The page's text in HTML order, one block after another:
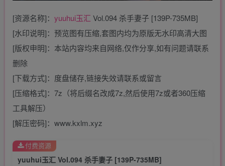
[资源名称]： yuuhui玉汇 Vol.094 杀手妻子 [139P-735MB]
[水印说明]：预览图有压缩,套图内均为原版无水印高清大图
[版权申明]：本站内容均来自网络,仅作分享,如有问题请联系
删除
[下载方式]：度盘储存,链接失效请联系或留言
[压缩格式]：7z（将后缀名改成7z,然后使用7z或者360压缩
工具解压）
[解压密码]：www.kxlm.xyz
yuuhui玉汇 Vol.094 杀手妻子 [139P-735MB]
付费资源